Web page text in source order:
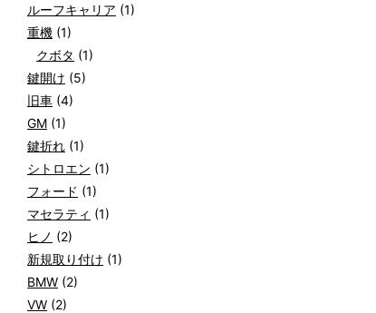
ルーフキャリア (1)
重機 (1)
クボタ (1)
鍵開け (5)
旧車 (4)
GM (1)
鍵折れ (1)
シトロエン (1)
フォード (1)
マセラティ (1)
ヒノ (2)
新規取り付け (1)
BMW (2)
VW (2)